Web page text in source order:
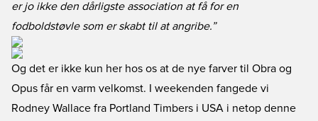
er jo ikke den dårligste association at få for en
fodboldstøvle som er skabt til at angribe.”
Og det er ikke kun her hos os at de nye farver til Obra og
Opus får en varm velkomst. I weekenden fangede vi
Rodney Wallace fra Portland Timbers i USA i netop denne